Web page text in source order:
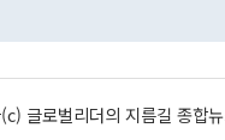
글로벌리더의 지름길 종합